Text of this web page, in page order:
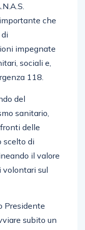
che
impegnate
sociali e,
118.
del
sanitario,
delle
scelto di
il valore
volontari sul
Presidente
subito un